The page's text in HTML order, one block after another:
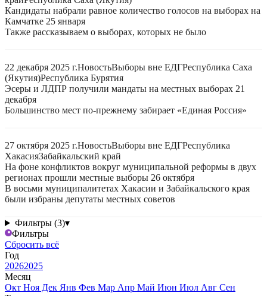
Кандидаты набрали равное количество голосов на выборах на
Камчатке 25 января
Также рассказываем о выборах, которых не было
22 декабря 2025 г.НовостьВыборы вне ЕДГРеспублика Саха
(Якутия)Республика Бурятия
Эсеры и ЛДПР получили мандаты на местных выборах 21
декабря
Большинство мест по-прежнему забирает «Единая Россия»
27 октября 2025 г.НовостьВыборы вне ЕДГРеспублика
ХакасияЗабайкальский край
На фоне конфликтов вокруг муниципальной реформы в двух
регионах прошли местные выборы 26 октября
В восьми муниципалитетах Хакасии и Забайкальского края
были избраны депутаты местных советов
Фильтры (3)▾
Фильтры
Сбросить всё
Год
20262025
Месяц
Окт Ноя Дек Янв Фев Мар Апр Май Июн Июл Авг Сен